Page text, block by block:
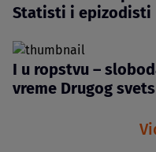
Statisti i epizodisti
I u ropstvu –
vreme Drugog